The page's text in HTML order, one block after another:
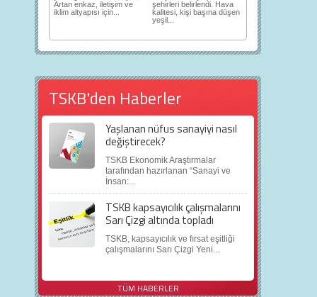
Artan enkaz, iletişim ve
iklim altyapısı için...
şehirleri belirlendi. Hava
kalitesi, kişi başına düşen
yeşil...
TSKB'den Haberler
Yaşlanan nüfus sanayiyi nasıl
değiştirecek?
TSKB Ekonomik Araştırmalar
tarafından hazırlanan “Sanayi ve
İnsan:...
TSKB kapsayıcılık çalışmalarını
Sarı Çizgi altında topladı
TSKB, kapsayıcılık ve fırsat eşitliği
çalışmalarını Sarı Çizgi Yeni...
TÜM HABERLER